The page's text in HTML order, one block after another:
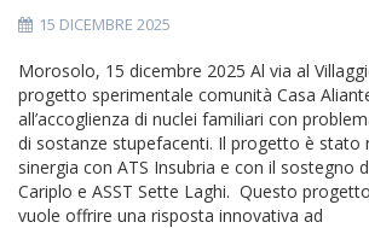
15 DICEMBRE 2025
Morosolo, 15 dicembre 2025 Al via al
progetto sperimentale comunità Casa
all’accoglienza di nuclei familiari con
di sostanze stupefacenti. Il progetto è stato
sinergia con ATS Insubria e con il sostegno
Cariplo e ASST Sette Laghi. Questo
vuole offrire una risposta innovativa ad